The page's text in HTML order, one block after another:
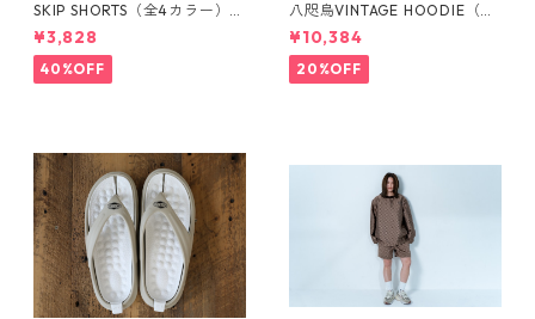
SKIP SHORTS（全4カラー）17
22201031
¥3,828
40%OFF
八咫烏VINTAGE HOODIE（全
３カラー）1733101023
¥10,384
20%OFF